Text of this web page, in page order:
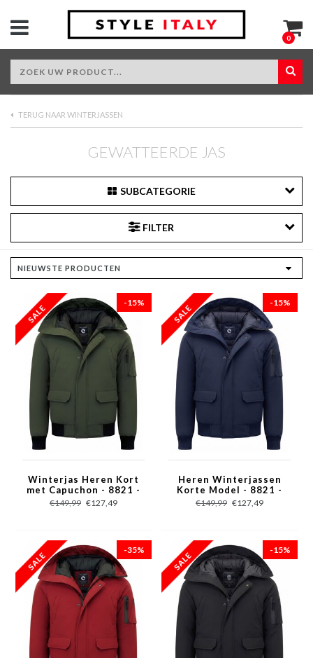
0
TERUG NAAR WINTERJASSEN
GEWATTEERDE JAS
SUBCATEGORIE
FILTER
-15%
Winterjas Heren Kort
met Capuchon - 8821 -
Groen
€149,99 €127,49
-15%
Heren Winterjassen
Korte Model - 8821 -
Blauw
€149,99 €127,49
-35% -15%